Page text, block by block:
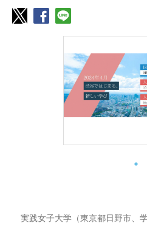
実践女子大学（東京都日野市、